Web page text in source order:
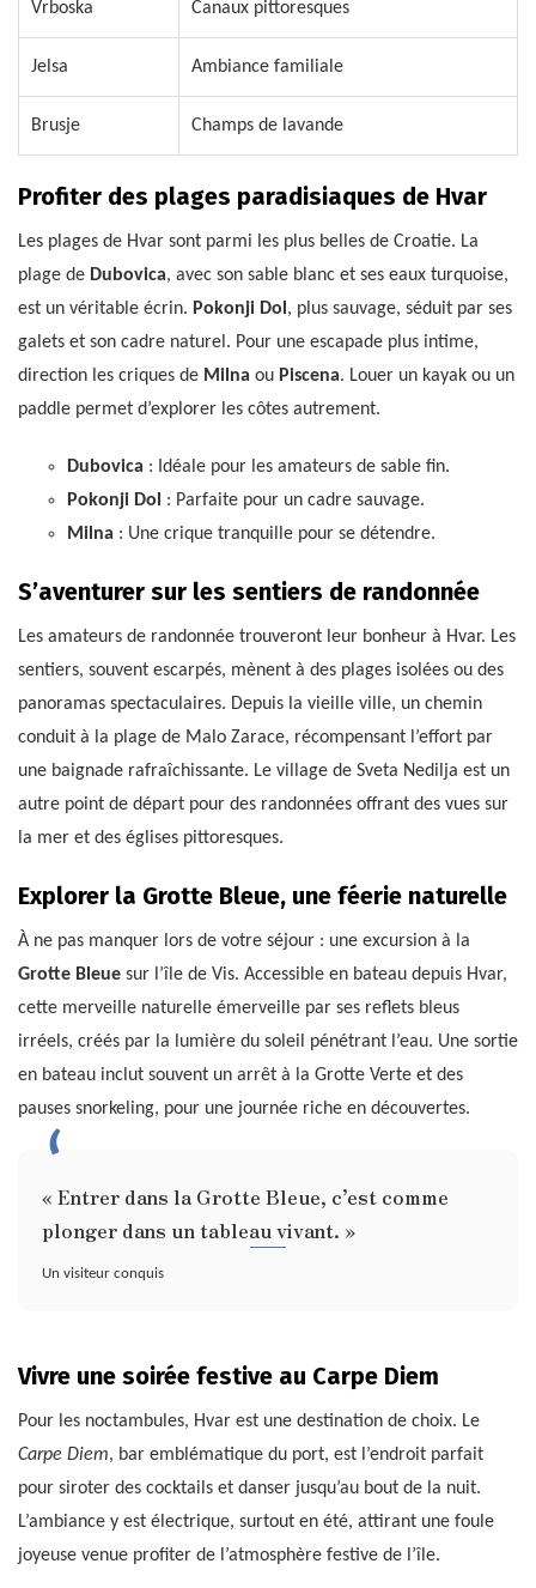
Vrboska Canaux pittoresques
Jelsa Ambiance familiale
Brusje Champs de lavande
Profiter des plages paradisiaques de Hvar
Les plages de Hvar sont parmi les plus belles de Croatie. La
plage de Dubovica, avec son sable blanc et ses eaux turquoise,
est un véritable écrin. Pokonji Dol, plus sauvage, séduit par ses
galets et son cadre naturel. Pour une escapade plus intime,
direction les criques de Milna ou Piscena. Louer un kayak ou un
paddle permet d’explorer les côtes autrement.
Dubovica : Idéale pour les amateurs de sable fin.
Pokonji Dol : Parfaite pour un cadre sauvage.
Milna : Une crique tranquille pour se détendre.
S’aventurer sur les sentiers de randonnée
Les amateurs de randonnée trouveront leur bonheur à Hvar. Les
sentiers, souvent escarpés, mènent à des plages isolées ou des
panoramas spectaculaires. Depuis la vieille ville, un chemin
conduit à la plage de Malo Zarace, récompensant l’effort par
une baignade rafraîchissante. Le village de Sveta Nedilja est un
autre point de départ pour des randonnées offrant des vues sur
la mer et des églises pittoresques.
Explorer la Grotte Bleue, une féerie naturelle
À ne pas manquer lors de votre séjour : une excursion à la
Grotte Bleue sur l’île de Vis. Accessible en bateau depuis Hvar,
cette merveille naturelle émerveille par ses reflets bleus
irréels, créés par la lumière du soleil pénétrant l’eau. Une sortie
en bateau inclut souvent un arrêt à la Grotte Verte et des
pauses snorkeling, pour une journée riche en découvertes.
« Entrer dans la Grotte Bleue, c’est comme
plonger dans un tableau vivant. »
Un visiteur conquis
Vivre une soirée festive au Carpe Diem
Pour les noctambules, Hvar est une destination de choix. Le
Carpe Diem, bar emblématique du port, est l’endroit parfait
pour siroter des cocktails et danser jusqu’au bout de la nuit.
L’ambiance y est électrique, surtout en été, attirant une foule
joyeuse venue profiter de l’atmosphère festive de l’île.